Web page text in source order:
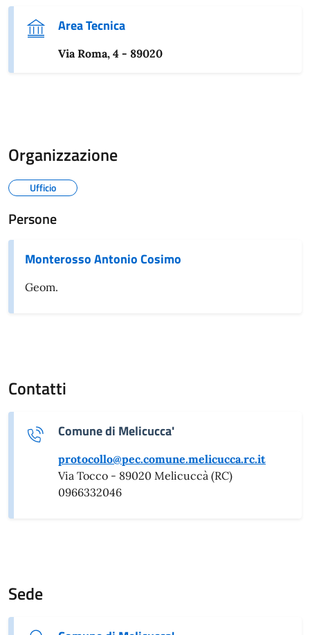
Area Tecnica
Via Roma, 4 - 89020
Organizzazione
Ufficio
Persone
Monterosso Antonio Cosimo
Geom.
Contatti
Comune di Melicucca'
protocollo@pec.comune.melicucca.rc.it
Via Tocco - 89020 Melicuccà (RC)
0966332046
Sede